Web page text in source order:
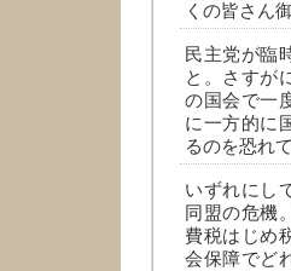
くの皆さん
民主党が臨
と。さすが
の国会で一
に一方的に
るのを恐れ
いずれにし
同盟の危機
費税はじめ
会保障でど